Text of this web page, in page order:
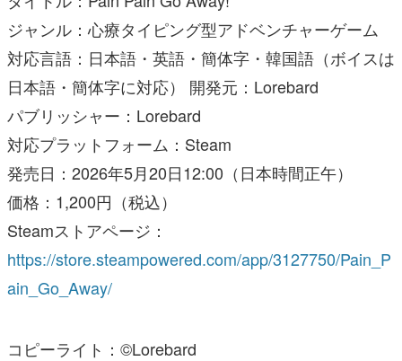
ジャンル：心療タイピング型アドベンチャーゲーム
対応言語：日本語・英語・簡体字・韓国語（ボイスは
日本語・簡体字に対応） 開発元：Lorebard
パブリッシャー：Lorebard
対応プラットフォーム：Steam
発売日：2026年5月20日12:00（日本時間正午）
価格：1,200円（税込）
Steamストアページ：
https://store.steampowered.com/app/3127750/Pain_P
ain_Go_Away/
コピーライト：©Lorebard